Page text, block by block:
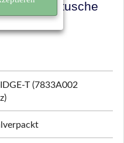
Tonerkartusche
T (7833A002